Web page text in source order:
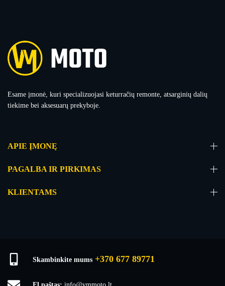
Esame įmonė, kuri specializuojasi keturračių remonte, atsarginių dalių
tiekime bei aksesuarų prekyboje.
APIE ĮMONĘ
PAGALBA IR PIRKIMAS
KLIENTAMS
Skambinkite mums +370 677 89771